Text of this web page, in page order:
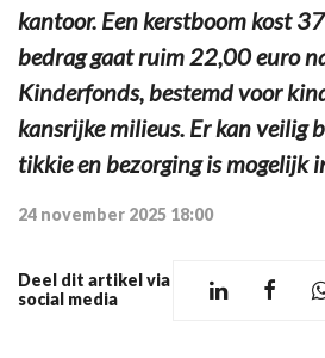
kantoor. Een kerstboom kost
bedrag gaat ruim 22,00 euro
Kinderfonds, bestemd voor
kansrijke milieus. Er kan veilig
tikkie en bezorging is mogelijk
24 november 2025 18:00
Deel dit artikel via
social media